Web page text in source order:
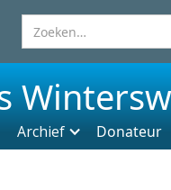
Archief Donateur